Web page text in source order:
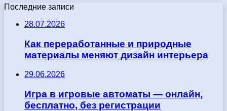
Последние записи
28.07.2026
Как переработанные и природные
материалы меняют дизайн интерьера
29.06.2026
Игра в игровые автоматы — онлайн,
бесплатно, без регистрации